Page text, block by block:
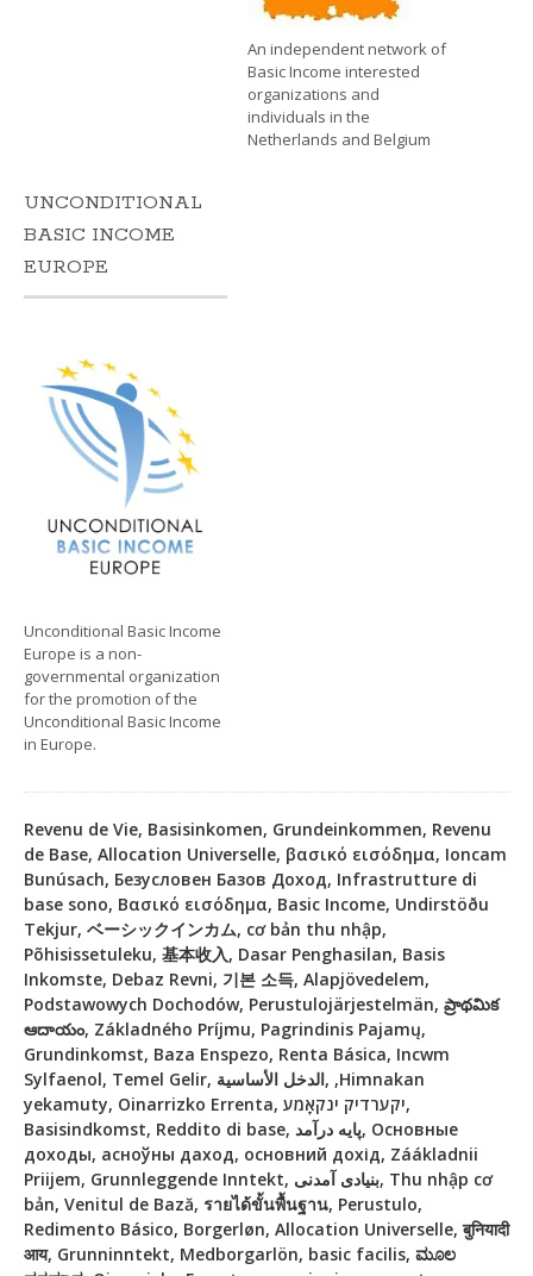
An independent network of
Basic Income interested
organizations and
individuals in the
Netherlands and Belgium
UNCONDITIONAL
BASIC INCOME
EUROPE
Unconditional Basic Income
Europe is a non-
governmental organization
for the promotion of the
Unconditional Basic Income
in Europe.
Revenu de Vie, Basisinkomen, Grundeinkommen, Revenu
de Base, Allocation Universelle, βασικό εισόδημα, Ioncam
Bunúsach, Безусловен Базов Доход, Infrastrutture di
base sono, Βασικό εισόδημα, Basic Income, Undirstöðu
Tekjur, ベーシックインカム, cơ bản thu nhập,
Põhisissetuleku, 基本收入, Dasar Penghasilan, Basis
Inkomste, Debaz Revni, 기본 소득, Alapjövedelem,
Podstawowych Dochodów, Perustulojärjestelmän, ప్రాథమిక
ఆదాయం, Základného Príjmu, Pagrindinis Pajamų,
Grundinkomst, Baza Enspezo, Renta Básica, Incwm
Sylfaenol, Temel Gelir, الدخل الأساسية, ,Himnakan
yekamuty, Oinarrizko Errenta, יקערדיק ינקאָמע,
Basisindkomst, Reddito di base, پایه درآمد, Основные
доходы, асноўны даход, основний дохід, Záákladnii
Priijem, Grunnleggende Inntekt, بنیادی آمدنی, Thu nhập cơ
bản, Venitul de Bază, รายได้ขั้นพื้นฐาน, Perustulo,
Redimento Básico, Borgerløn, Allocation Universelle, बुनियादी
आय, Grunninntekt, Medborgarlön, basic facilis, ಮೂಲ